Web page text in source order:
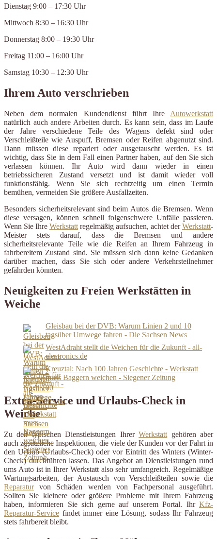
Dienstag 9:00 – 17:30 Uhr
Mittwoch 8:30 – 16:30 Uhr
Donnerstag 8:00 – 19:30 Uhr
Freitag 11:00 – 16:00 Uhr
Samstag 10:30 – 12:30 Uhr
Ihrem Auto verschrieben
Neben dem normalen Kundendienst führt Ihre Autowerkstatt
natürlich auch andere Arbeiten durch. Es kann sein, dass im Laufe
der Jahre verschiedene Teile des Wagens defekt sind oder
Verschleißteile wie Auspuff, Bremsen oder Reifen abgenutzt sind.
Dann müssen diese repariert oder ausgetauscht werden. Es ist
wichtig, dass Sie in dem Fall einen Partner haben, auf den Sie sich
verlassen können. Ihr Auto wird dann wieder in einen
betriebssicheren Zustand versetzt und ist damit wieder voll
funktionsfähig. Wenn Sie sich rechtzeitig um einen Termin
bemühen, vermeiden Sie größere Ausfallzeiten.
Besonders sicherheitsrelevant sind beim Autos die Bremsen. Wenn
diese versagen, können schnell folgenschwere Unfälle passieren.
Wenn Sie Ihre Werkstatt regelmäßig aufsuchen, achtet derWerkstatt-
Meister stets darauf, dass die Bremsen und andere
sicherheitsrelevante Teile wie die Reifen an Ihrem Fahrzeug in
fahrbereitem Zustand sind. Sie müssen sich dann keine Gedanken
darüber machen, dass Sie sich oder andere Verkehrsteilnehmer
gefährden könnten.
Neuigkeiten zu Freien Werkstätten in
Weiche
Gleisbau bei der DVB: Warum Linien 2 und 10
tagsüber Umwege fahren - Die Sachsen News
WestAdraht stellt die Weichen für die Zukunft - all-
electronics.de
Kreuztal: Nach 100 Jahren Geschichte - Werkstatt
muss Baggern weichen - Siegener Zeitung
Extra-Service und Urlaubs-Check in
Weiche
Zu den typischen Dienstleistungen IhrerWerkstatt gehören aber
auch zusätzliche Inspektionen, die viele der Kunden vor der Fahrt in
den Urlaub (Urlaubs-Check) oder vor Eintritt des Winters (Winter-
Check) durchführen lassen. Das Angebot an Dienstleistungen rund
ums Auto ist in Ihrer Werkstatt also sehr umfangreich. Regelmäßige
Wartungsarbeiten, der Austausch von Verschleißteilen sowie die
Reparaturvon Schäden werden von Fachpersonal ausgeführt.
Sollten Sie kleinere oder größere Probleme mit Ihrem Fahrzeug
haben, informieren Sie sich gerne auf unserem Portal. Ihr Kfz-
Reparatur-Service findet immer eine Lösung, sodass Ihr Fahrzeug
stets fahrbereit bleibt.